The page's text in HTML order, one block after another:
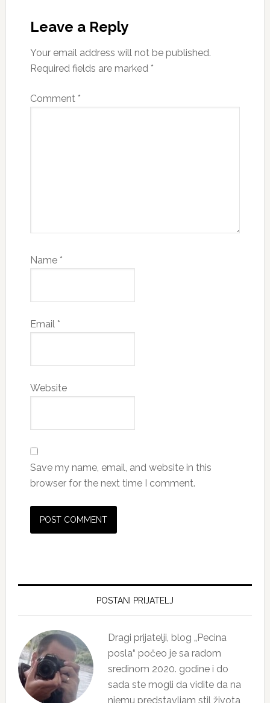
Interactions
Leave a Reply
Your email address will not be published.
Required fields are marked *
Comment *
Name *
Email *
Website
Save my name, email, and website in this
browser for the next time I comment.
Primary
POSTANI PRIJATELJ
Dragi prijatelji, blog „Pecina
posla“ počeo je sa radom
sredinom 2020. godine i do
sada ste mogli da vidite da na
njemu predstavljam stil života